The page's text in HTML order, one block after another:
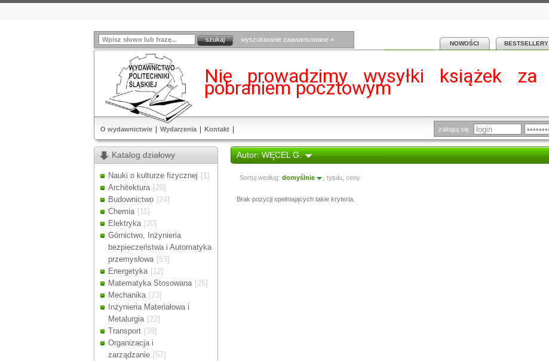
wyszukiwanie zaawansowane »
NOWOŚCI BESTSELLERY
Nie prowadzimy wysyłki książek za
pobraniem pocztowym
Drodzy Klienci!
O wydawnictwie Wydarzenia Kontakt zaloguj się:
Katalog działowy
Nauki o kulturze fizycznej [1]
Architektura [20]
Budownictwo [24]
Chemia [11]
Elektryka [20]
Górnictwo, Inżynieria
bezpieczeństwa i Automatyka
przemysłowa [53]
Energetyka [12]
Matematyka Stosowana [25]
Mechanika [23]
Inżynieria Materiałowa i
Metalurgia [22]
Transport [38]
Organizacja i
zarządzanie [57]
Autor: WĘCEL G.
Sortuj według: domyślnie tytułu, ceny
Brak pozycji spełniających takie kryteria.